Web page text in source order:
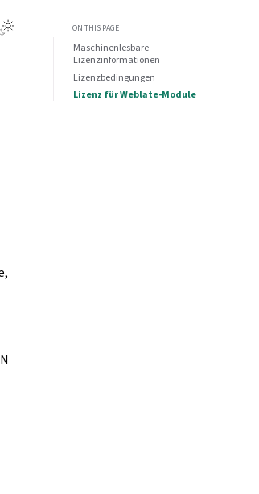
this page
Edit this pageON THIS PAGE
Maschinenlesbare
Lizenzinformationen
Lizenzbedingungen
Lizenz für Weblate-Module